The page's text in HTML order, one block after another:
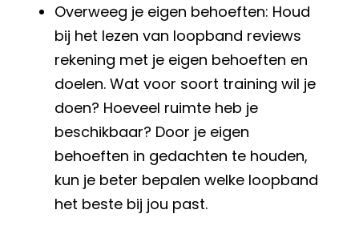
Overweeg je eigen behoeften: Houd
bij het lezen van loopband reviews
rekening met je eigen behoeften en
doelen. Wat voor soort training wil je
doen? Hoeveel ruimte heb je
beschikbaar? Door je eigen
behoeften in gedachten te houden,
kun je beter bepalen welke loopband
het beste bij jou past.